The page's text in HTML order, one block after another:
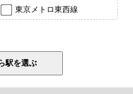
東京メトロ東西線